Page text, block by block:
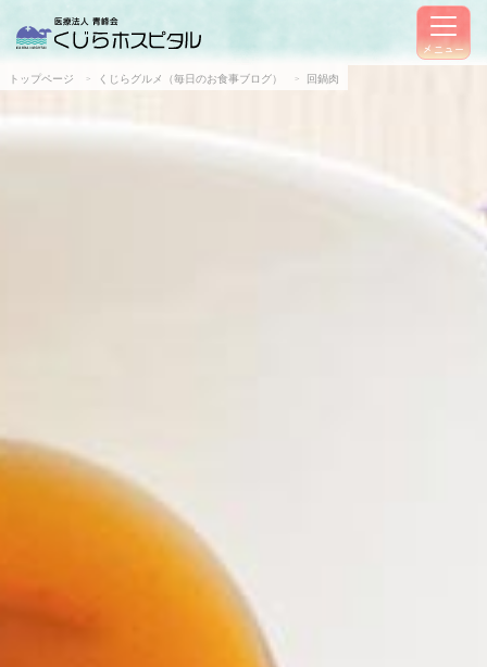
メニュー
トップページ くじらグルメ（毎日のお食事ブログ） 回鍋肉